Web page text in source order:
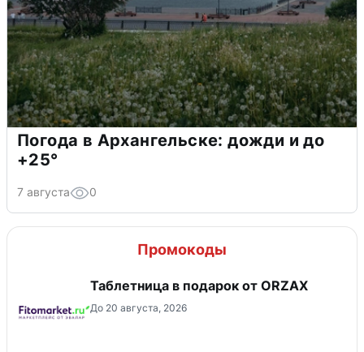
Погода в Архангельске: дожди и до
+25°
7 августа 0
Промокоды
Таблетница в подарок от ORZAX
До 20 августа, 2026